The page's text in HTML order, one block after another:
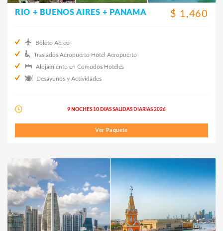
$ 1,460
RIO + BUENOS AIRES + PANAMA
Boleto Aereo
Traslados Aeropuerto Hotel Aeropuerto
Alojamiento en Cómodos Hoteles
Desayunos y Actividades
9 NOCHES 10 DIAS SALIDAS DIARIAS 2026
Ver Paquete